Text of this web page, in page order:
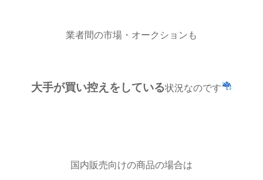
業者間の市場・オークションも
大手が買い控えをしている状況なのです
国内販売向けの商品の場合は